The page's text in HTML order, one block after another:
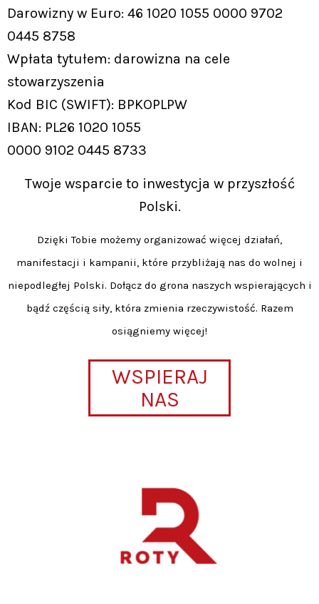
Darowizny w Euro: 46 1020 1055 0000 9702
0445 8758
Wpłata tytułem: darowizna na cele
stowarzyszenia
Kod BIC (SWIFT): BPKOPLPW
IBAN: PL26 1020 1055
0000 9102 0445 8733
Twoje wsparcie to inwestycja w przyszłość
Polski.
Dzięki Tobie możemy organizować więcej działań,
manifestacji i kampanii, które przybliżają nas do wolnej i
niepodległej Polski. Dołącz do grona naszych wspierających i
bądź częścią siły, która zmienia rzeczywistość. Razem
osiągniemy więcej!
WSPIERAJ
NAS